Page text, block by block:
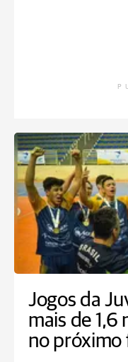
Jogos da
mais de 1,6
no próximo